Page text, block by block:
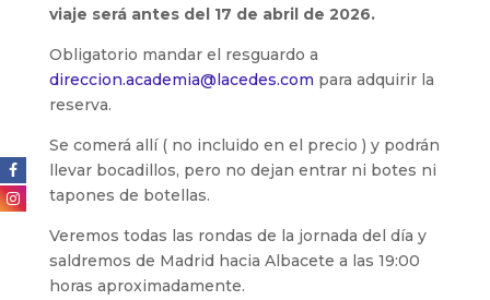
viaje será antes del 17 de abril de 2026.
Obligatorio mandar el resguardo a
direccion.academia@lacedes.com para adquirir la
reserva.
Se comerá allí ( no incluido en el precio ) y podrán
llevar bocadillos, pero no dejan entrar ni botes ni
tapones de botellas.
Veremos todas las rondas de la jornada del día y
saldremos de Madrid hacia Albacete a las 19:00
horas aproximadamente.